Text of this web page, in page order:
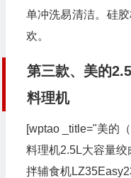
单冲洗易清洁。硅
欢。
第三款、美的
料理机
[wptao _title="美的
料理机2.5L大容量
拌辅食机